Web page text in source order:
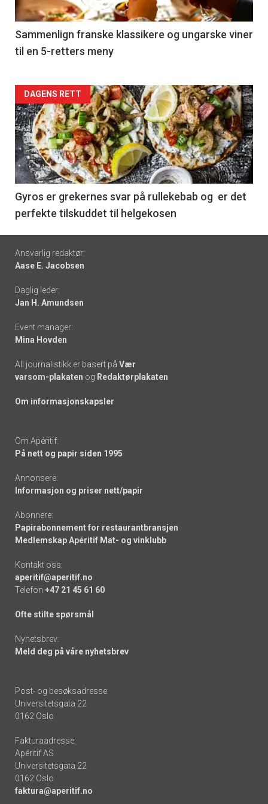
-
5
Sammenlign franske klassikere og ungarske viner
til en 5-retters meny
Forsiden
akkurat
nå
-
6
DAGENS RETT
Gyros er grekernes svar på rullekebab og er det
perfekte tilskuddet til helgekosen
Footer
-
links
Ansvarlig redaktør:
Aase E. Jacobsen
Daglig leder:
Jan H. Amundsen
Event manager:
Mina Hovden
All journalistikk er basert på Vær
varsom-plakaten og Redaktørplakaten
Om informasjonskapsler
Om Apéritif:
På nett og papir siden 1995
Annonsere:
Informasjon og priser nett/papir
Abonnere:
Papirabonnement for restaurantbransjen
Medlemskap Apéritif Mat- og vinklubb
Kontakt oss:
aperitif@aperitif.no
Telefon +47 21 45 61 60
Ofte stilte spørsmål
Nyhetsbrev:
Meld deg på våre nyhetsbrev
Post- og besøksadresse:
Universitetsgata 22
0162 Oslo
Fakturaadresse:
Apéritif AS
Universitetsgata 22
0162 Oslo
faktura@aperitif.no